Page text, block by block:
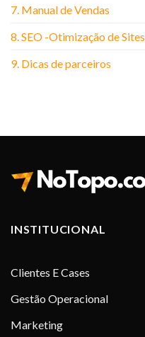
7. Manual de Vendas
8. SEO -Otimização de Sites
9. Dicas de parceiros
INSTITUCIONAL
Clientes E Cases
Gestão Operacional
Marketing